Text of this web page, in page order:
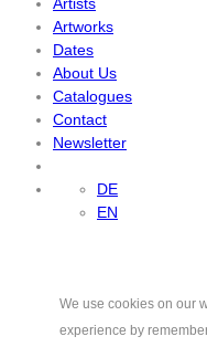
Artworks
Dates
About Us
Catalogues
Contact
Newsletter
DE
EN
We use cookies on our
experience by